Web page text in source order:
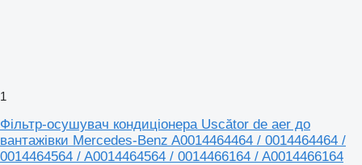
1
Фільтр-осушувач кондиціонера Uscător de aer до
вантажівки Mercedes-Benz A0014464464 / 0014464464 /
0014464564 / A0014464564 / 0014466164 / A0014466164